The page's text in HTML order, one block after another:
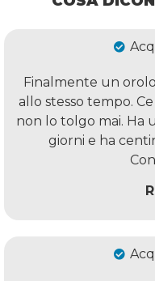
Finalmente un
allo stesso tempo.
non lo tolgo mai. Ha
giorni e ha